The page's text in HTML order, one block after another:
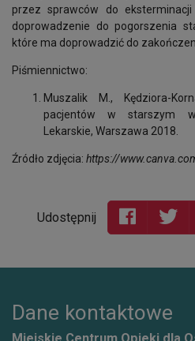
przez sprawców do
doprowadzenie do pogorszenia
które ma doprowadzić do
Piśmiennictwo:
Muszalik M., Kędziora-
pacjentów w starszym
Lekarskie, Warszawa 2018.
Źródło zdjęcia: https://
Udostępnij
Dane kontaktowe